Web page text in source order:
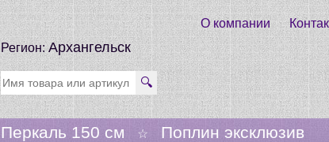
О компании
Регион:Архангельск
🔍
Перкаль 150 см ☆ Поплин эксклюзив